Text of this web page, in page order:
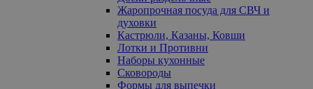
Жаропрочная посуда для СВЧ и
духовки
Кастрюли, Казаны, Ковши
Лотки и Противни
Наборы кухонные
Сковороды
Формы для выпечки